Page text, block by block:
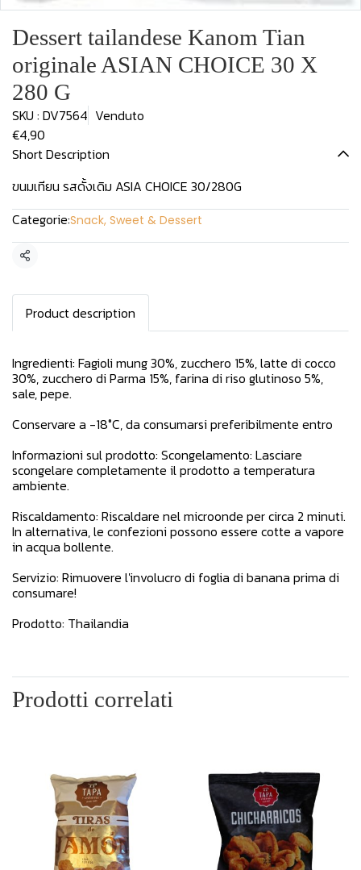
Dessert tailandese Kanom Tian
originale ASIAN CHOICE 30 X
280 G
SKU : DV7564 Venduto
€4,90
Short Description
ขนมเทียน รสดั้งเดิม ASIA CHOICE 30/280G
Categorie:Snack, Sweet & Dessert
Condividi
Product description
Ingredienti: Fagioli mung 30%, zucchero 15%, latte di cocco
30%, zucchero di Parma 15%, farina di riso glutinoso 5%,
sale, pepe.
Conservare a -18°C, da consumarsi preferibilmente entro
Informazioni sul prodotto: Scongelamento: Lasciare
scongelare completamente il prodotto a temperatura
ambiente.
Riscaldamento: Riscaldare nel microonde per circa 2 minuti.
In alternativa, le confezioni possono essere cotte a vapore
in acqua bollente.
Servizio: Rimuovere l'involucro di foglia di banana prima di
consumare!
Prodotto: Thailandia
Prodotti correlati